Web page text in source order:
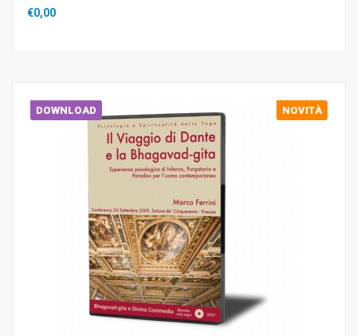
€0,00
DOWNLOAD NOVITÀ